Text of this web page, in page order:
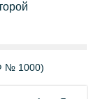
№ 1000)